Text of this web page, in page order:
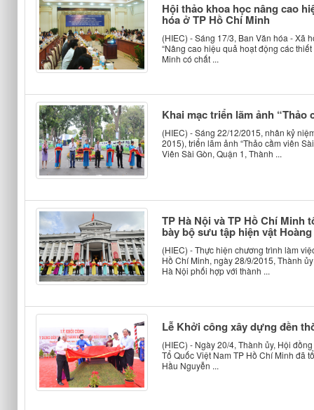
Hội thảo khoa học nâng cao
hóa ở TP Hồ Chí Minh
(HIEC) - Sáng 17/3, Ban Văn hóa - Xã
“Nâng cao hiệu quả hoạt động các
Minh có chất ...
Khai mạc triển lãm ảnh “Thảo
(HIEC) - Sáng 22/12/2015, nhân kỷ
2015), triển lãm ảnh “Thảo cầm viên
Viên Sài Gòn, Quận 1, Thành ...
TP Hà Nội và TP Hồ Chí Minh
bày bộ sưu tập hiện vật
(HIEC) - Thực hiện chương trình làm
Hồ Chí Minh, ngày 28/9/2015, Thành
Hà Nội phối hợp với thành ...
Lễ Khởi công xây dựng đền
(HIEC) - Ngày 20/4, Thành ủy, Hội
Tổ Quốc Việt Nam TP Hồ Chí Minh đã
Hầu Nguyễn ...